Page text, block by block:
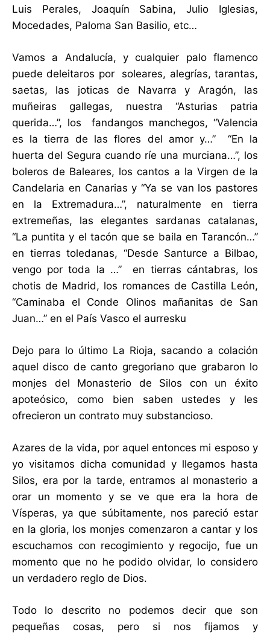
Luis Perales, Joaquín Sabina, Julio Iglesias,
Mocedades, Paloma San Basilio, etc…
Vamos a Andalucía, y cualquier palo flamenco
puede deleitaros por soleares, alegrías, tarantas,
saetas, las joticas de Navarra y Aragón, las
muñeiras gallegas, nuestra “Asturias patria
querida…”, los fandangos manchegos, “Valencia
es la tierra de las flores del amor y…” “En la
huerta del Segura cuando ríe una murciana…”, los
boleros de Baleares, los cantos a la Virgen de la
Candelaria en Canarias y “Ya se van los pastores
en la Extremadura…”, naturalmente en tierra
extremeñas, las elegantes sardanas catalanas,
“La puntita y el tacón que se baila en Tarancón…”
en tierras toledanas, “Desde Santurce a Bilbao,
vengo por toda la …” en tierras cántabras, los
chotis de Madrid, los romances de Castilla León,
“Caminaba el Conde Olinos mañanitas de San
Juan…” en el País Vasco el aurresku
Dejo para lo último La Rioja, sacando a colación
aquel disco de canto gregoriano que grabaron lo
monjes del Monasterio de Silos con un éxito
apoteósico, como bien saben ustedes y les
ofrecieron un contrato muy substancioso.
Azares de la vida, por aquel entonces mi esposo y
yo visitamos dicha comunidad y llegamos hasta
Silos, era por la tarde, entramos al monasterio a
orar un momento y se ve que era la hora de
Vísperas, ya que súbitamente, nos pareció estar
en la gloria, los monjes comenzaron a cantar y los
escuchamos con recogimiento y regocijo, fue un
momento que no he podido olvidar, lo considero
un verdadero reglo de Dios.
Todo lo descrito no podemos decir que son
pequeñas cosas, pero si nos fijamos y